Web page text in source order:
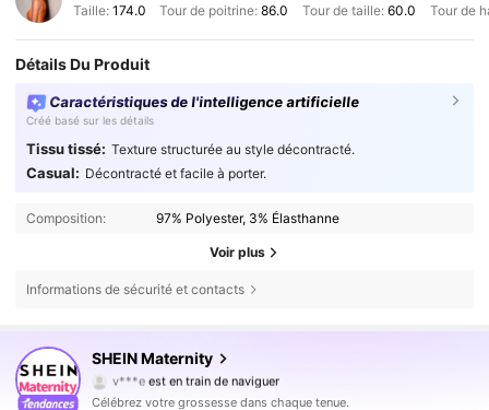
Taille: 174.0 Tour de poitrine:86.0 Tour de taille: 60.0 Tour de
Détails Du Produit
Caractéristiques de l'intelligence artificielle
Créé basé sur les détails
Tissu tissé: Texture structurée au style décontracté.
Casual: Décontracté et facile à porter.
Composition: 97% Polyester, 3% Élasthanne
Voir plus
Informations de sécurité et contacts
SHEIN Maternity
4,79
482K Suiveurs
v***eest en train de naviguer
4,79
482K Suiveurs
Célébrez votre grossesse dans chaque tenue.